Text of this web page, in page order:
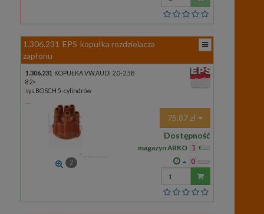
ilość
1.306.231 EPS kopułka rozdzielacza
zapłonu
1.306.231 KOPUŁKA VW,AUDI 2.0-2.5B
82>
sys.BOSCH 5-cylindrów
2
75,87 zł
Dostępność
magazyn ARKO 1
0
Wprowadź
ilość